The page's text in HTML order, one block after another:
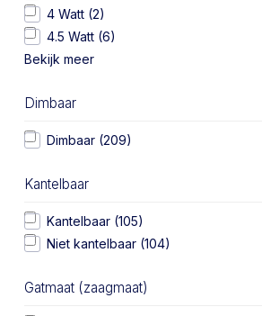
4 Watt (2)
4.5 Watt (6)
Bekijk meer
Dimbaar
Dimbaar (209)
Kantelbaar
Kantelbaar (105)
Niet kantelbaar (104)
Gatmaat (zaagmaat)